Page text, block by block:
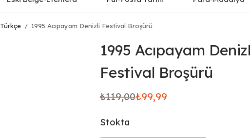
Türkçe / 1995 Acıpayam Denizli Festival Broşürü
1995 Acıpayam
Festival Broşürü
₺119,00
Orijinal
₺119,00.
₺99,99
Şu
fiyat:
₺99,99.
Stokta